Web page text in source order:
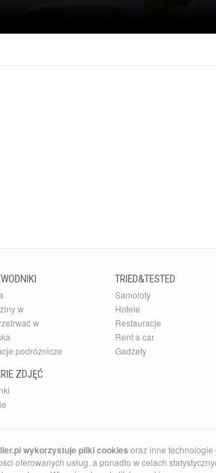
w
w
podróżnicze
ZDJĘĆ
TRIED&TESTED
Samoloty
Hotele
Restauracje
Rent a car
Gadżety
wykorzystuje pliki cookies oraz inne
oferowanych usług, a ponadto w celach